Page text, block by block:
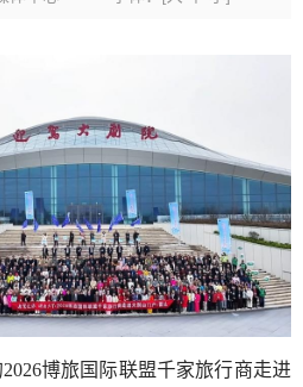
博旅国际联盟千家旅行商走进